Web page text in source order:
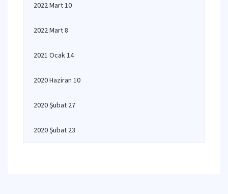
2022 Mart 10
2022 Mart 8
2021 Ocak 14
2020 Haziran 10
2020 Şubat 27
2020 Şubat 23